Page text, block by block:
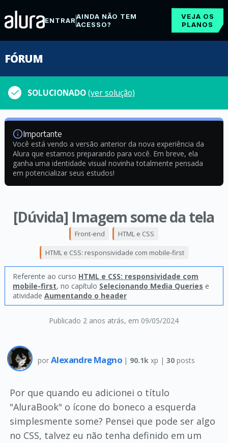
ENTRARAINDA NÃO TEM
ACESSO?
VEJA OS
PLANOS
FÓRUM
SOLUCIONADO(ver solução)
Importante
Você está vendo a versão anterior da nova experiência da
Alura que estamos preparando para você. Em breve, ela
ganha uma identidade visual novinha totalmente pensada
em potencializar seus estudos!
[Dúvida] Imagem some da tela
Publicado 2 anos atrás, em 09/05/2024
Front-end HTML e CSS
HTML e CSS: responsividade com mobile-first
Referente ao curso HTML e CSS: responsividade com
mobile-first, no capítulo Selecionando Media Queries e
atividade Aumentando o header
por Alexandre Magno | 90.1k xp |30 posts
Por que quando eu adicionei o título
"AluraBook" o ícone do boneco a esquerda
simplesmente some? Pensei que pode ser algo
no CSS, talvez eu não tenha definido em um